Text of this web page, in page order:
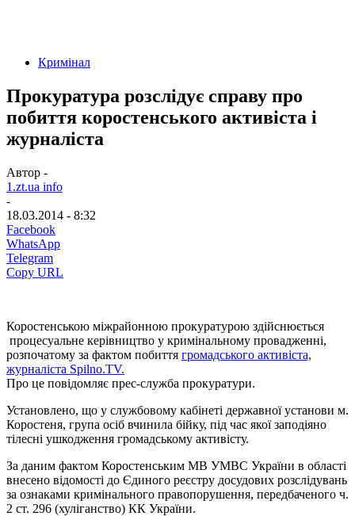
Кримінал
Прокуратура розслідує справу про
побиття коростенського активіста і
журналіста
Автор -
1.zt.ua info
-
18.03.2014 - 8:32
Facebook
WhatsApp
Telegram
Copy URL
Коростенською міжрайонною прокуратурою здійснюється
процесуальне керівництво у кримінальному провадженні,
розпочатому за фактом побиття громадського активіста,
журналіста Spilno.TV.
Про це повідомляє прес-служба прокуратури.
Установлено, що у службовому кабінеті державної установи м.
Коростеня, група осіб вчинила бійку, під час якої заподіяно
тілесні ушкодження громадському активісту.
За даним фактом Коростенським МВ УМВС України в області
внесено відомості до Єдиного реєстру досудових розслідувань
за ознаками кримінального правопорушення, передбаченого ч.
2 ст. 296 (хуліганство) КК України.